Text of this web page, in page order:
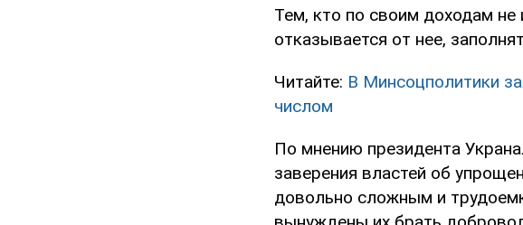
Тем, кто по своим доходам не
отказывается от нее,
Читайте: В Минсоцполитики
числом
По мнению президента
заверения властей об
довольно сложным и